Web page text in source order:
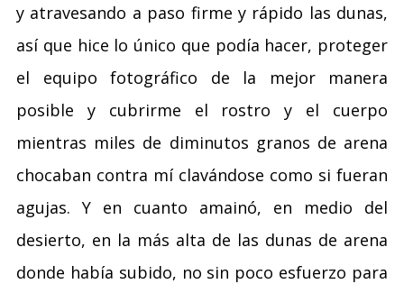
y atravesando a paso firme y rápido las dunas,
así que hice lo único que podía hacer, proteger
el equipo fotográfico de la mejor manera
posible y cubrirme el rostro y el cuerpo
mientras miles de diminutos granos de arena
chocaban contra mí clavándose como si fueran
agujas. Y en cuanto amainó, en medio del
desierto, en la más alta de las dunas de arena
donde había subido, no sin poco esfuerzo para